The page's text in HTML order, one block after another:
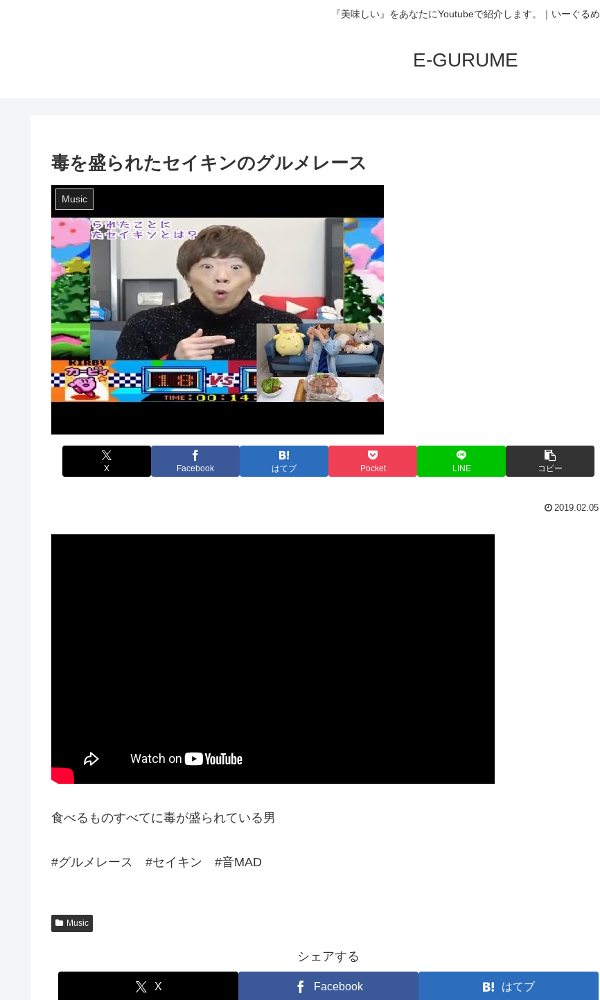
『美味しい』をあなたにYoutubeで紹介します。｜いーぐるめ
E-GURUME
毒を盛られたセイキンのグルメレース
Music
X Facebook はてブ Pocket LINE コピー
2019.02.05
食べるものすべてに毒が盛られている男
#グルメレース #セイキン #音MAD
Music
シェアする
X Facebook はてブ